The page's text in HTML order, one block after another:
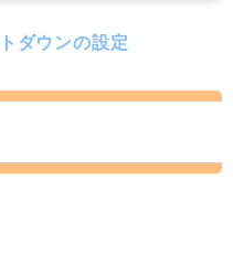
ダウンの設定